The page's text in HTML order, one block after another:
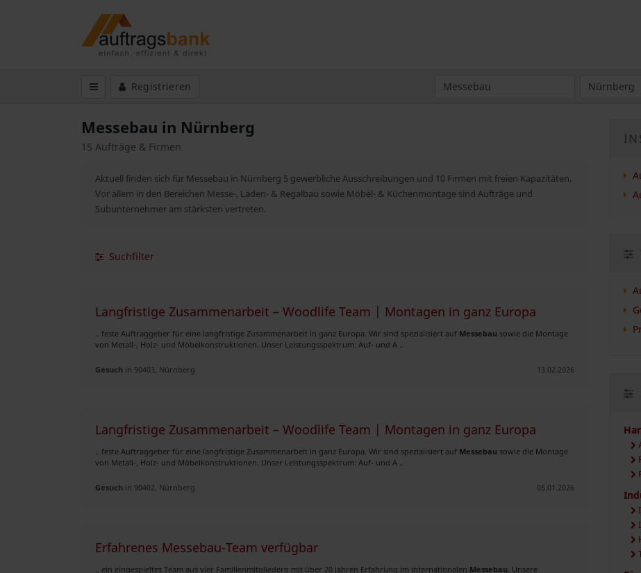
Registrieren
Messebau in Nürnberg
15 Aufträge & Firmen
Aktuell finden sich für Messebau in Nürnberg 5 gewerbliche Ausschreibungen und 10 Firmen mit freien Kapazitäten.
Vor allem in den Bereichen Messe-, Laden- & Regalbau sowie Möbel- & Küchenmontage sind Aufträge und
Subunternehmer am stärksten vertreten.
Suchfilter
Langfristige Zusammenarbeit – Woodlife Team | Montagen in ganz Europa
.. feste Auftraggeber für eine langfristige Zusammenarbeit in ganz Europa. Wir sind spezialisiert auf Messebau sowie die Montage
von Metall-, Holz- und Möbelkonstruktionen. Unser Leistungsspektrum: Auf- und A ..
Gesuch in 90403, Nürnberg 13.02.2026
Langfristige Zusammenarbeit – Woodlife Team | Montagen in ganz Europa
.. feste Auftraggeber für eine langfristige Zusammenarbeit in ganz Europa. Wir sind spezialisiert auf Messebau sowie die Montage
von Metall-, Holz- und Möbelkonstruktionen. Unser Leistungsspektrum: Auf- und A ..
Gesuch in 90402, Nürnberg 05.01.2026
Erfahrenes Messebau-Team verfügbar
.. ein eingespieltes Team aus vier Familienmitgliedern mit über 20 Jahren Erfahrung im internationalen Messebau . Unsere